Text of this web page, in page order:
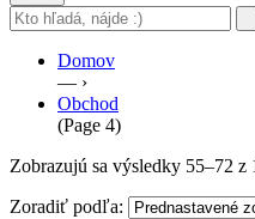
Domov
— ›
Obchod
(Page 4)
Zobrazujú sa výsledky 55–72 z
Zoradiť podľa: